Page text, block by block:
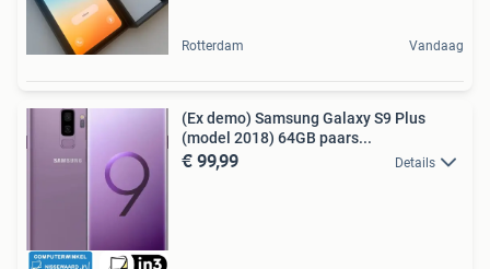
Rotterdam Vandaag
(Ex demo) Samsung Galaxy S9 Plus
(model 2018) 64GB paars...
€ 99,99 Details